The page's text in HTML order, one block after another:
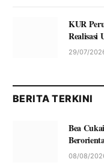
KUR
Realisasi
29/07/
BERITA TERKINI
Bea
08/08/